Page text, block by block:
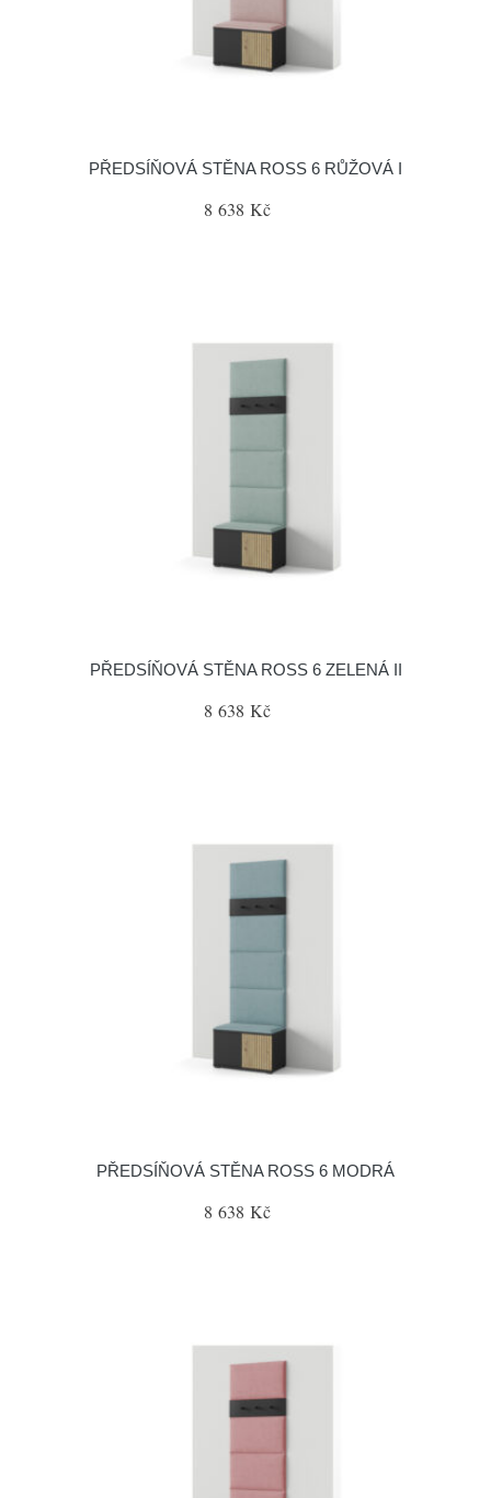
PŘEDSÍŇOVÁ STĚNA ROSS 6 RŮŽOVÁ I
8 638 Kč
PŘEDSÍŇOVÁ STĚNA ROSS 6 ZELENÁ II
8 638 Kč
PŘEDSÍŇOVÁ STĚNA ROSS 6 MODRÁ
8 638 Kč